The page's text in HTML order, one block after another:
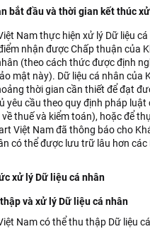
bắt đầu và thời gian kết thúc
Nam thực hiện xử lý Dữ liệu
nhận được Chấp thuận của
(theo cách thức được định
mật này). Dữ liệu cá nhân của
thời gian cần thiết để đạt
yêu cầu theo quy định pháp luật
thuế và kiểm toán), hoặc để
Việt Nam đã thông báo cho
có thể được lưu trữ lâu hơn các
xử lý Dữ liệu cá nhân
và xử lý Dữ liệu cá nhân
Nam có thể thu thập Dữ liệu